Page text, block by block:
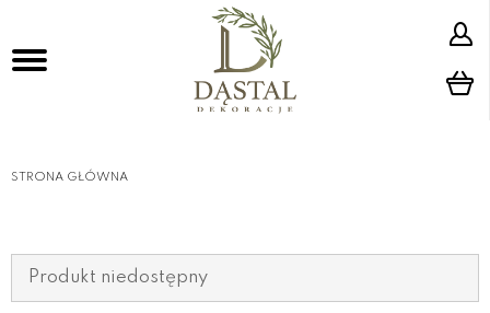
STRONA GŁÓWNA
Produkt niedostępny